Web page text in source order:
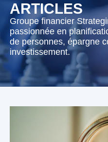
ARTICLES
Groupe financier
passionnée en
de personnes, épargne
investissement.